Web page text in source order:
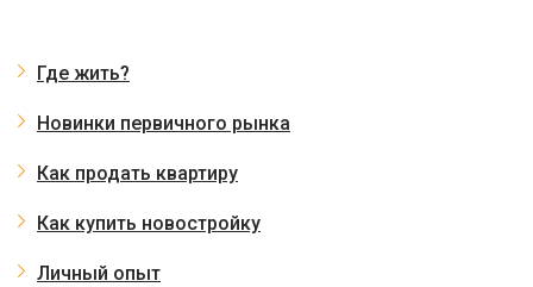
Где жить?
Новинки первичного рынка
Как продать квартиру
Как купить новостройку
Личный опыт